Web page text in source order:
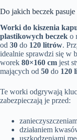
Do jakich beczek
Worki do kiszenia
plastikowych beczek o
od 30 do 120 litrów.
idealnie sprawdzi się w
worek 80×160 cm jest
mających od 50 do 120
Te worki odgrywają
zabezpieczają je przed:
działaniem
uszkodzeniami